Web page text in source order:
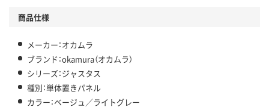
商品仕様
メーカー：オカムラ
ブランド：okamura（オカムラ）
シリーズ：ジャスタス
種別：単体置きパネル
カラー：ベージュ／ライトグレー